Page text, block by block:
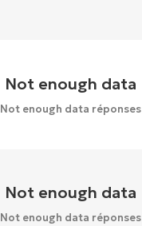
Not enough data
Not enough data réponses
Not enough data
Not enough data réponses